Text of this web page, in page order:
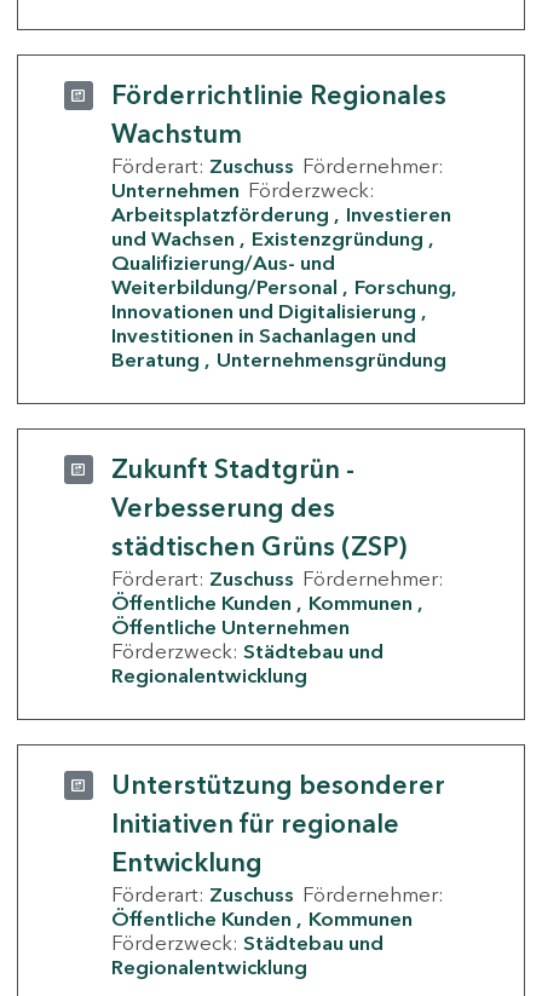
Förderrichtlinie Regionales
Wachstum
Förderart: Zuschuss Fördernehmer:
Unternehmen Förderzweck:
Arbeitsplatzförderung
Investieren
und Wachsen
Existenzgründung
Qualifizierung/Aus- und
Weiterbildung/Personal
Forschung,
Innovationen und Digitalisierung
Investitionen in Sachanlagen und
Beratung
Unternehmensgründung
Zukunft Stadtgrün -
Verbesserung des
städtischen Grüns (ZSP)
Förderart: Zuschuss Fördernehmer:
Öffentliche Kunden
Kommunen
Öffentliche Unternehmen
Förderzweck: Städtebau und
Regionalentwicklung
Unterstützung besonderer
Initiativen für regionale
Entwicklung
Förderart: Zuschuss Fördernehmer:
Öffentliche Kunden
Kommunen
Förderzweck: Städtebau und
Regionalentwicklung